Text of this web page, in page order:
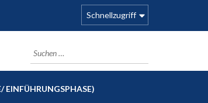
Schnellzugriff
Suchen
nach:
EINFÜHRUNGSPHASE)